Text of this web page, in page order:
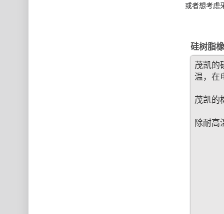
或者想考虑
硅树脂
茂凯的
温，在
茂凯的
除耐高